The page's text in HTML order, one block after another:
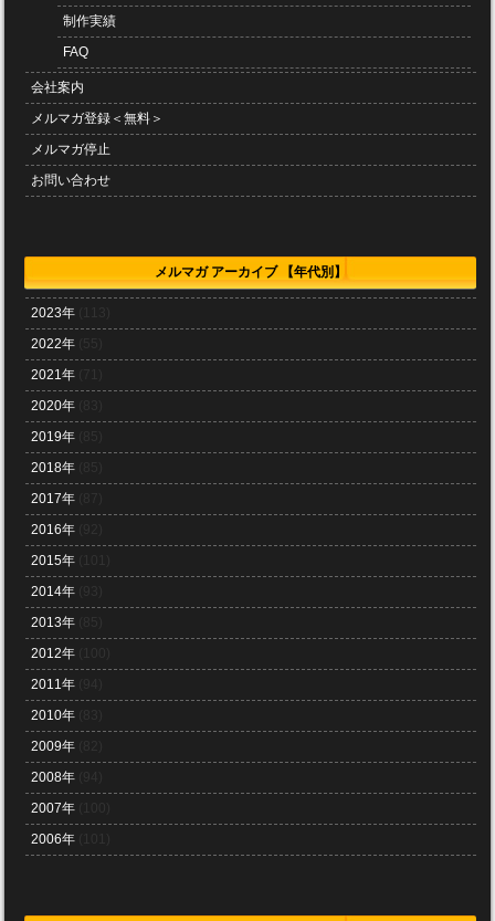
制作実績
FAQ
会社案内
メルマガ登録＜無料＞
メルマガ停止
お問い合わせ
メルマガ アーカイブ 【年代別】
2023年
2022年
2021年
2020年
2019年
2018年
2017年
2016年
2015年
2014年
2013年
2012年
2011年
2010年
2009年
2008年
2007年
2006年